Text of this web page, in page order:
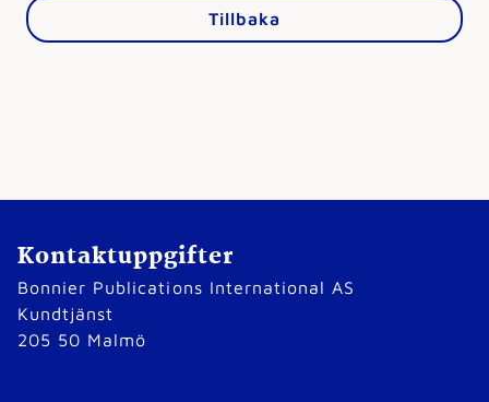
Tillbaka
Kontaktuppgifter
Bonnier Publications International AS
Kundtjänst
205 50 Malmö